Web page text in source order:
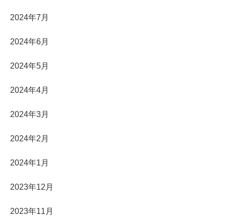
2024年7月
2024年6月
2024年5月
2024年4月
2024年3月
2024年2月
2024年1月
2023年12月
2023年11月